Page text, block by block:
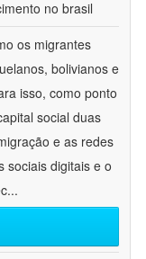
no brasil
os migrantes
bolivianos e
isso, como ponto
social duas
e as redes
sociais digitais e o
...